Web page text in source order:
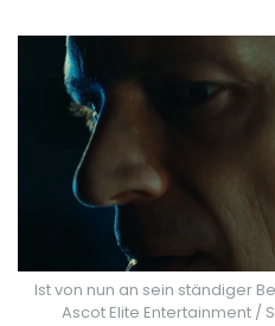
Ist von nun an sein ständiger
Ascot Elite Entertainment /